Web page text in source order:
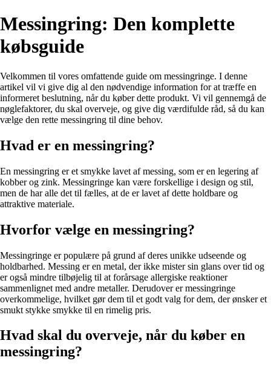
Messingring: Den komplette
købsguide
Velkommen til vores omfattende guide om messingringe. I denne
artikel vil vi give dig al den nødvendige information for at træffe en
informeret beslutning, når du køber dette produkt. Vi vil gennemgå de
nøglefaktorer, du skal overveje, og give dig værdifulde råd, så du kan
vælge den rette messingring til dine behov.
Hvad er en messingring?
En messingring er et smykke lavet af messing, som er en legering af
kobber og zink. Messingringe kan være forskellige i design og stil,
men de har alle det til fælles, at de er lavet af dette holdbare og
attraktive materiale.
Hvorfor vælge en messingring?
Messingringe er populære på grund af deres unikke udseende og
holdbarhed. Messing er en metal, der ikke mister sin glans over tid og
er også mindre tilbøjelig til at forårsage allergiske reaktioner
sammenlignet med andre metaller. Derudover er messingringe
overkommelige, hvilket gør dem til et godt valg for dem, der ønsker et
smukt stykke smykke til en rimelig pris.
Hvad skal du overveje, når du køber en
messingring?